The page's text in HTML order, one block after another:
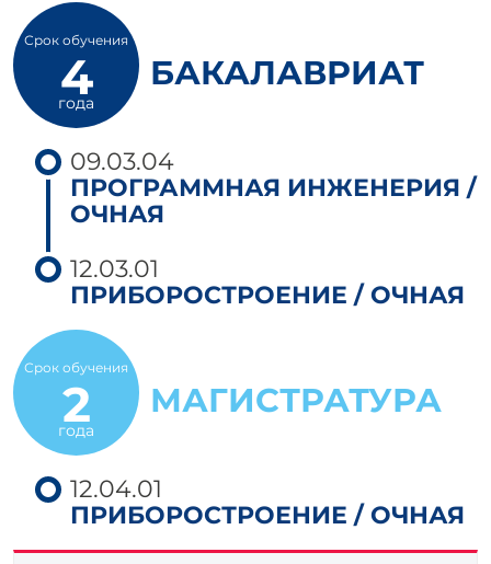
Срок обучения
4
года
БАКАЛАВРИАТ
09.03.04
ПРОГРАММНАЯ ИНЖЕНЕРИЯ /
ОЧНАЯ
12.03.01
ПРИБОРОСТРОЕНИЕ / ОЧНАЯ
Срок обучения
2
года
МАГИСТРАТУРА
12.04.01
ПРИБОРОСТРОЕНИЕ / ОЧНАЯ